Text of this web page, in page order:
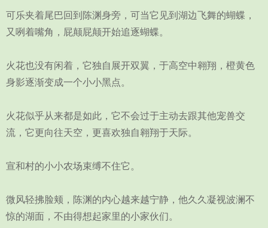
可乐夹着尾巴回到陈渊身旁，可当它见到湖边飞舞的蝴蝶，
又咧着嘴角，屁颠屁颠开始追逐蝴蝶。
火花也没有闲着，它独自展开双翼，于高空中翱翔，橙黄色
身影逐渐变成一个小小黑点。
火花似乎从来都是如此，它不会过于主动去跟其他宠兽交
流，它更向往天空，更喜欢独自翱翔于天际。
宣和村的小小农场束缚不住它。
微风轻拂脸颊，陈渊的内心越来越宁静，他久久凝视波澜不
惊的湖面，不由得想起家里的小家伙们。